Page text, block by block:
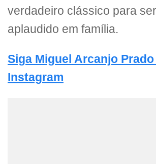
verdadeiro clássico para
aplaudido em família.
Siga Miguel Arcanjo
Instagram